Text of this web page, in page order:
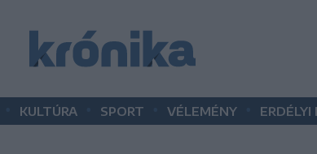
KULTÚRA SPORT VÉLEMÉNY ERDÉLYI